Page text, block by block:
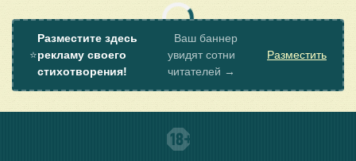
⭐
Разместите здесь
рекламу своего
стихотворения!
Ваш баннер
увидят сотни
читателей →
Разместить